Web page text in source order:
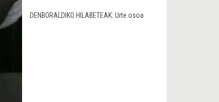
DENBORALDIKO HILABETEAK: Urte osoa